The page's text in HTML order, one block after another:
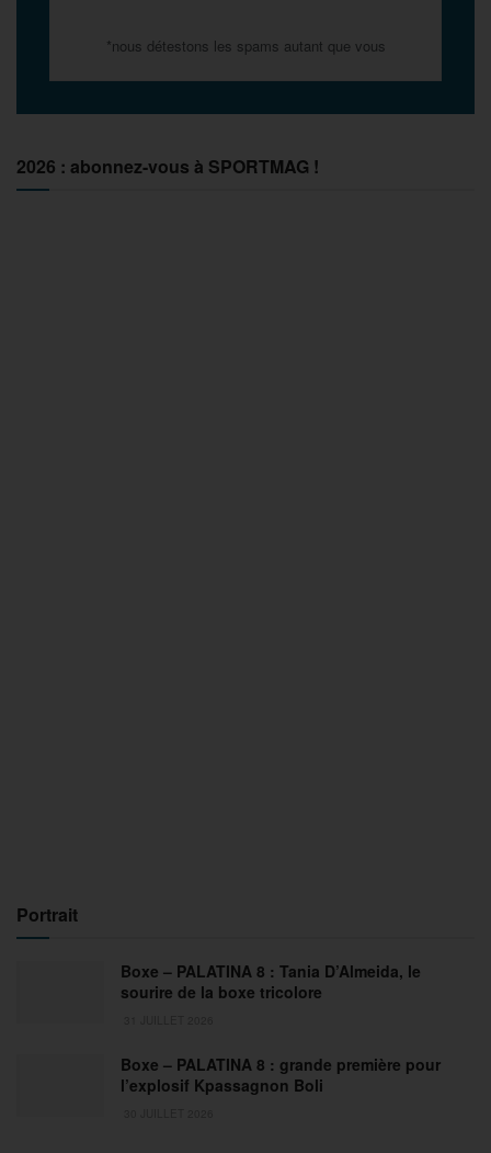
*nous détestons les spams autant que vous
2026 : abonnez-vous à SPORTMAG !
Portrait
Boxe – PALATINA 8 : Tania D’Almeida, le
sourire de la boxe tricolore
Boxe – PALATINA 8 : grande première pour
l’explosif Kpassagnon Boli